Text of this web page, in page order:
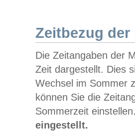
Zeitbezug der
Die Zeitangaben der
Zeit dargestellt. Dies
Wechsel im Sommer
können Sie die
Sommerzeit
eingestellt.